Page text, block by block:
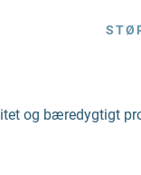
og bæredygtigt